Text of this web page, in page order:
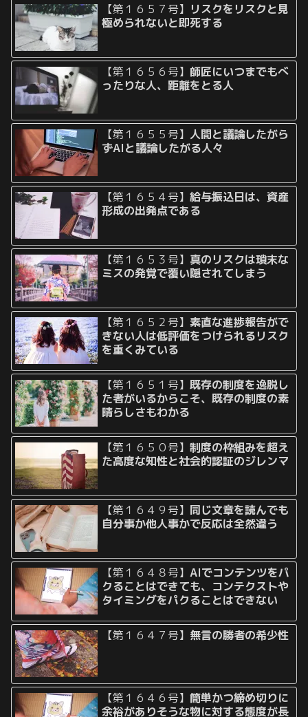
【第１６５７号】 リスクをリスクと見
極められないと即死する
【第１６５６号】 師匠にいつまでもべ
ったりな人、距離をとる人
【第１６５５号】人間と議論したがら
ずAIと議論したがる人々
【第１６５４号】給与振込日は、資産
形成の出発点である
【第１６５３号】 真のリスクは瑣末な
ミスの発覚で覆い隠されてしまう
【第１６５２号】素直な進捗報告がで
きない人は低評価をつけられるリスク
を重くみている
【第１６５１号】既存の制度を逸脱し
た者がいるからこそ、既存の制度の素
晴らしさもわかる
【第１６５０号】制度の枠組みを超え
た高度な知性と社会的認証のジレンマ
【第１６４９号】 同じ文章を読んでも
自分事か他人事かで反応は全然違う
【第１６４８号】AIでコンテンツをパ
クることはできても、コンテクストや
タイミングをパクることはできない
【第１６４７号】 無言の勝者の希少性
【第１６４６号】簡単かつ締め切りに
余裕がありそうな物に対する態度が長